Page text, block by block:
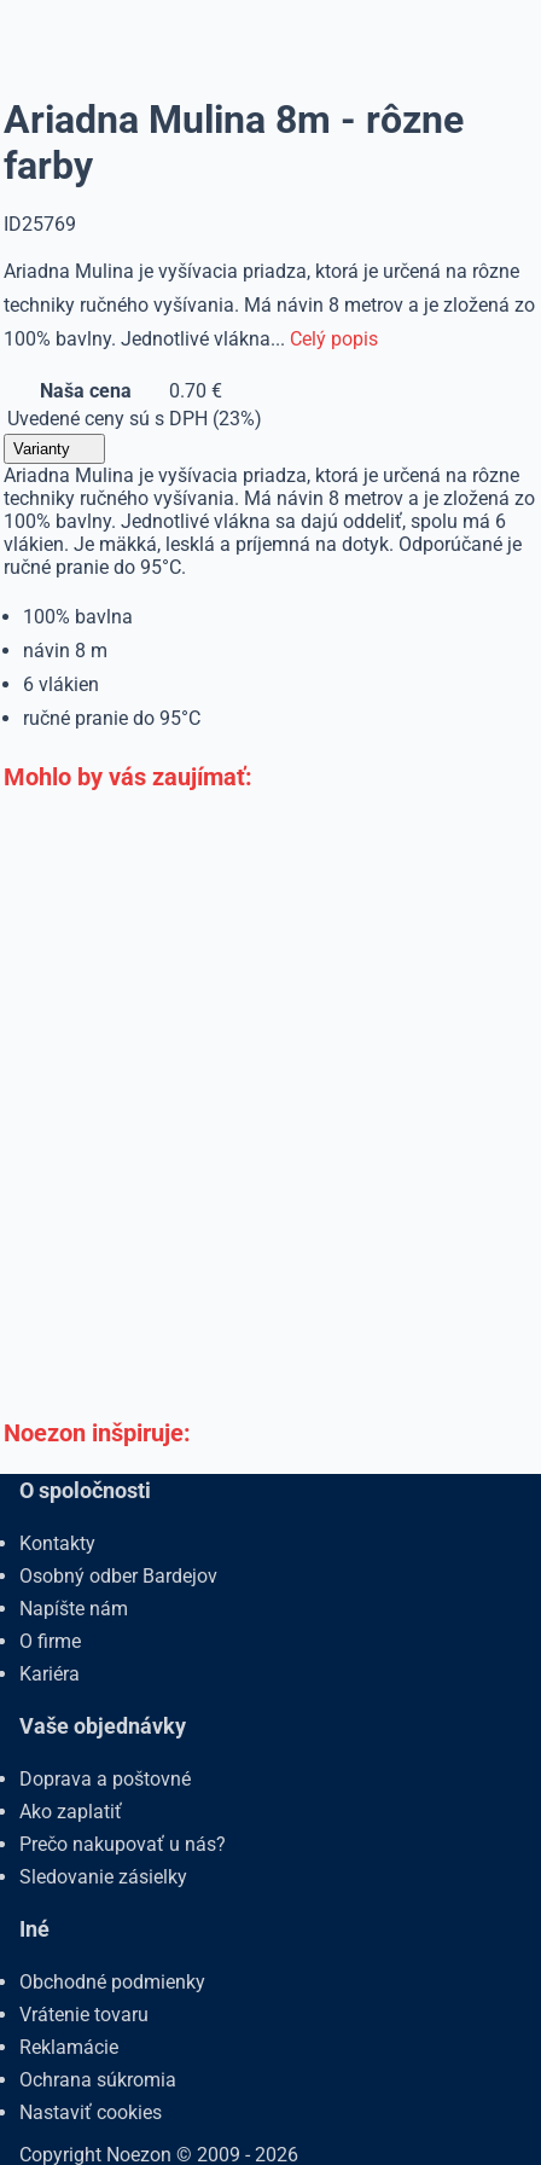
Ariadna Mulina 8m - rôzne
farby
ID25769
Ariadna Mulina je vyšívacia priadza, ktorá je určená na rôzne
techniky ručného vyšívania. Má návin 8 metrov a je zložená zo
100% bavlny. Jednotlivé vlákna... Celý popis
Naša cena
0.70 €
Uvedené ceny sú s DPH (23%)
Varianty
Ariadna Mulina je vyšívacia priadza, ktorá je určená na rôzne
techniky ručného vyšívania. Má návin 8 metrov a je zložená zo
100% bavlny. Jednotlivé vlákna sa dajú oddeliť, spolu má 6
vlákien. Je mäkká, lesklá a príjemná na dotyk. Odporúčané je
ručné pranie do 95°C.
100% bavlna
návin 8 m
6 vlákien
ručné pranie do 95°C
Mohlo by vás zaujímať:
Noezon inšpiruje:
O spoločnosti
Kontakty
Osobný odber Bardejov
Napíšte nám
O firme
Kariéra
Vaše objednávky
Doprava a poštovné
Ako zaplatiť
Prečo nakupovať u nás?
Sledovanie zásielky
Iné
Obchodné podmienky
Vrátenie tovaru
Reklamácie
Ochrana súkromia
Nastaviť cookies
Copyright Noezon © 2009 - 2026